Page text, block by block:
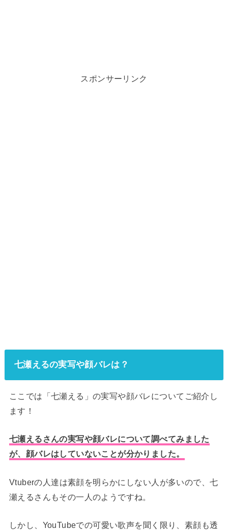
スポンサーリンク
七瀬えるの実写や顔バレは？
ここでは「七瀬える」の実写や顔バレについてご紹介し
ます！
七瀬えるさんの実写や顔バレについて調べてみました
が、顔バレはしていないことが分かりました。
Vtuberの人達は素顔を明らかにしない人が多いので、七
瀬えるさんもその一人のようですね。
しかし、YouTubeでの可愛い歌声を聞く限り、素顔も透